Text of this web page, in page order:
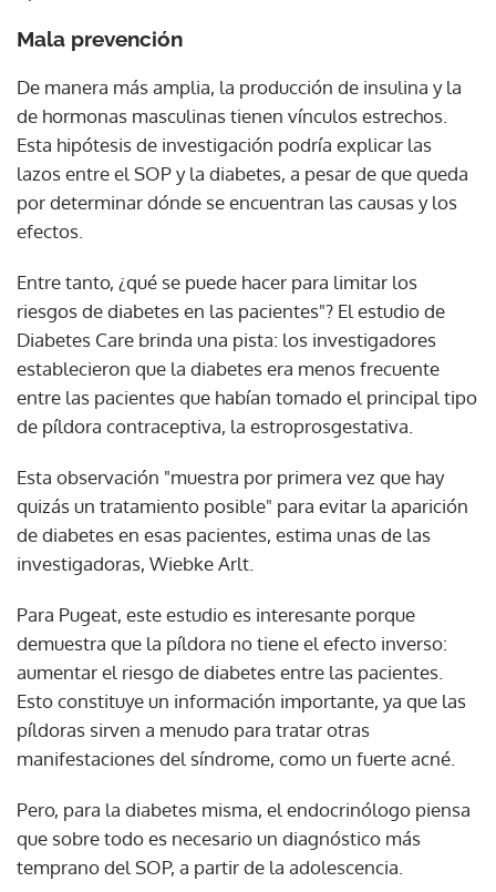
Mala prevención
De manera más amplia, la producción de insulina y la
de hormonas masculinas tienen vínculos estrechos.
Esta hipótesis de investigación podría explicar las
lazos entre el SOP y la diabetes, a pesar de que queda
por determinar dónde se encuentran las causas y los
efectos.
Entre tanto, ¿qué se puede hacer para limitar los
riesgos de diabetes en las pacientes"? El estudio de
Diabetes Care brinda una pista: los investigadores
establecieron que la diabetes era menos frecuente
entre las pacientes que habían tomado el principal tipo
de píldora contraceptiva, la estroprosgestativa.
Esta observación "muestra por primera vez que hay
quizás un tratamiento posible" para evitar la aparición
de diabetes en esas pacientes, estima unas de las
investigadoras, Wiebke Arlt.
Para Pugeat, este estudio es interesante porque
demuestra que la píldora no tiene el efecto inverso:
aumentar el riesgo de diabetes entre las pacientes.
Esto constituye un información importante, ya que las
píldoras sirven a menudo para tratar otras
manifestaciones del síndrome, como un fuerte acné.
Pero, para la diabetes misma, el endocrinólogo piensa
que sobre todo es necesario un diagnóstico más
temprano del SOP, a partir de la adolescencia.